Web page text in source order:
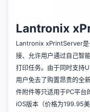
Lantronix
Lantronix xPrintServer是
接、允许用户通过自己智
打印任务。由于同时支持
用户免去了购置昂贵的全
件附件等只适用于PC平
iOS版本（价格为199.95